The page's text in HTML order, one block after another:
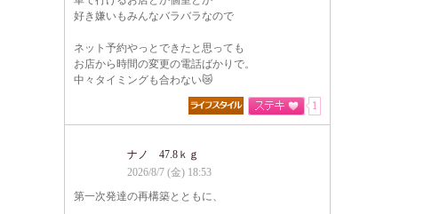
好き嫌いもみんなバラバラなので
ネット予約やっとできたと思っても
お店から時間の変更の電話ばかりで。
中々タイミングも合わない😿
1
ナノ 47.8ｋｇ
2026/8/7 (金) 18:53
第一次発達の再構築とともに、